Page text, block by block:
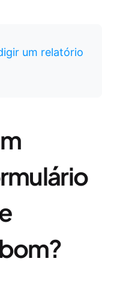
um relatório